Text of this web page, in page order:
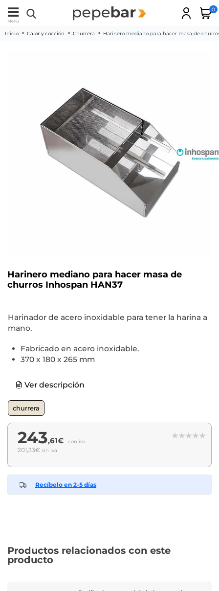
Menu
0
Inicio Calor y cocción Churrera Harinero mediano para hacer masa de
Harinero mediano para hacer masa de
churros Inhospan HAN37
Harinador de acero inoxidable para tener la harina a
mano.
Fabricado en acero inoxidable.
370 x 180 x 265 mm
Ver descripción
churrera
243,61€ con iva
201,33€ sin iva
Recíbelo en 2-5 días
Productos relacionados con este
producto